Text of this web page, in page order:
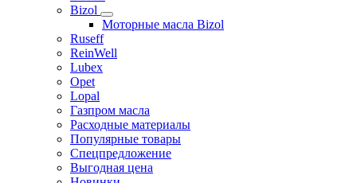
Bizol
Моторные масла Bizol
Ruseff
ReinWell
Lubex
Opet
Lopal
Газпром масла
Расходные материалы
Популярные товары
Спецпредложение
Выгодная цена